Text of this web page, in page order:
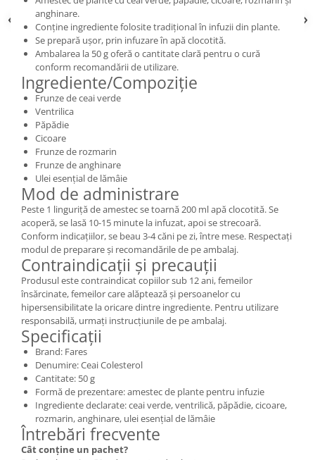
anghinare.
Conține ingrediente folosite tradițional în infuzii din plante.
Se prepară ușor, prin infuzare în apă clocotită.
Ambalarea la 50 g oferă o cantitate clară pentru o cură
conform recomandării de utilizare.
Ingrediente/Compoziție
Frunze de ceai verde
Ventrilica
Păpădie
Cicoare
Frunze de rozmarin
Frunze de anghinare
Ulei esențial de lămâie
Mod de administrare
Peste 1 linguriță de amestec se toarnă 200 ml apă clocotită. Se
acoperă, se lasă 10-15 minute la infuzat, apoi se strecoară.
Conform indicațiilor, se beau 3-4 căni pe zi, între mese. Respectați
modul de preparare și recomandările de pe ambalaj.
Contraindicații și precauții
Produsul este contraindicat copiilor sub 12 ani, femeilor
însărcinate, femeilor care alăptează și persoanelor cu
hipersensibilitate la oricare dintre ingrediente. Pentru utilizare
responsabilă, urmați instrucțiunile de pe ambalaj.
Specificații
Brand: Fares
Denumire: Ceai Colesterol
Cantitate: 50 g
Formă de prezentare: amestec de plante pentru infuzie
Ingrediente declarate: ceai verde, ventrilică, păpădie, cicoare,
rozmarin, anghinare, ulei esențial de lămâie
Întrebări frecvente
Cât conține un pachet?